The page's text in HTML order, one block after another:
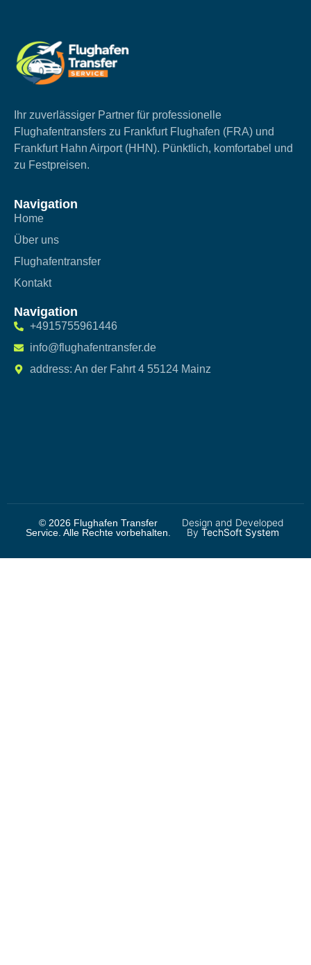
Ihr zuverlässiger Partner für professionelle
Flughafentransfers zu Frankfurt Flughafen (FRA) und
Frankfurt Hahn Airport (HHN). Pünktlich, komfortabel und
zu Festpreisen.
Navigation
Home
Über uns
Flughafentransfer
Kontakt
Navigation
+4915755961446
info@flughafentransfer.de
address: An der Fahrt 4 55124 Mainz
© 2026 Flughafen Transfer
Service. Alle Rechte vorbehalten.
Design and Developed
ByTechSoft System